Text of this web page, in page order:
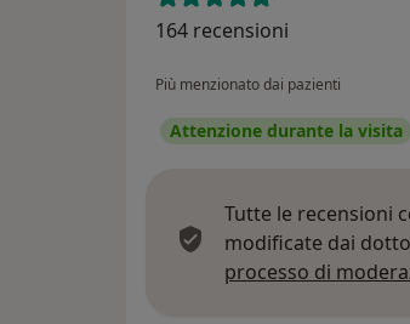
164 recensioni
Più menzionato dai pazienti
Attenzione durante la visita
Tutte le recensioni
modificate dai
processo di